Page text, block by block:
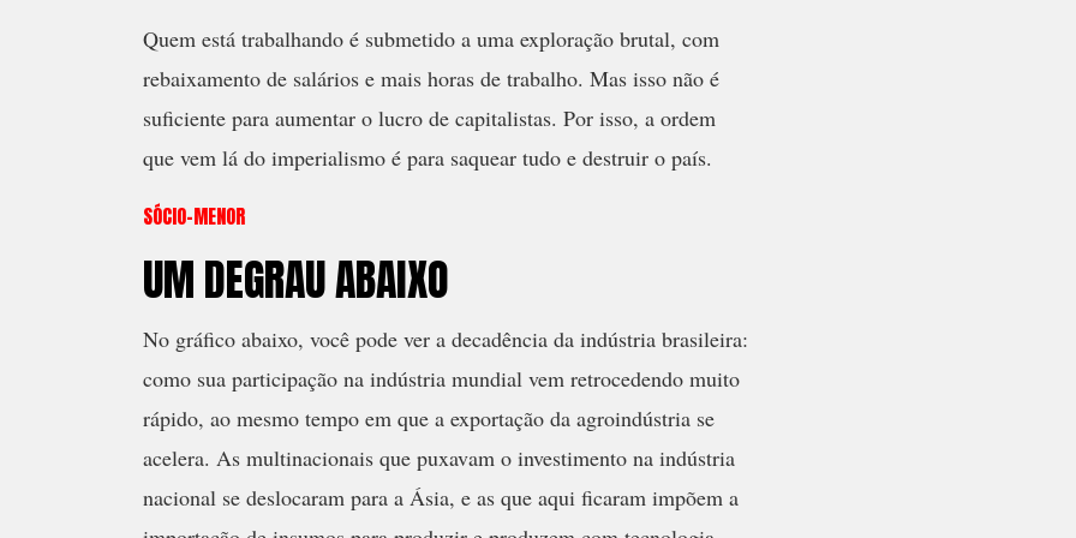
Quem está trabalhando é submetido a uma exploração brutal, com
rebaixamento de salários e mais horas de trabalho. Mas isso não é
suficiente para aumentar o lucro de capitalistas. Por isso, a ordem
que vem lá do imperialismo é para saquear tudo e destruir o país.
SÓCIO-MENOR
UM DEGRAU ABAIXO
No gráfico abaixo, você pode ver a decadência da indústria brasileira:
como sua participação na indústria mundial vem retrocedendo muito
rápido, ao mesmo tempo em que a exportação da agroindústria se
acelera. As multinacionais que puxavam o investimento na indústria
nacional se deslocaram para a Ásia, e as que aqui ficaram impõem a